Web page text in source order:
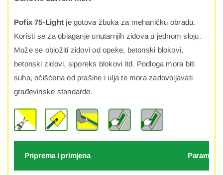
Pofix 75-Light je gotova žbuka za mehaničku obradu.
Koristi se za oblaganje unutarnjih zidova u jednom sloju.
Može se obložiti zidovi od opeke, betonski blokovi,
betonski zidovi, siporeks blokovi itd. Podloga mora biti
suha, očišćena od prašine i ulja te mora zadovoljavati
građevinske standarde.
Priprema i primjena Parametri